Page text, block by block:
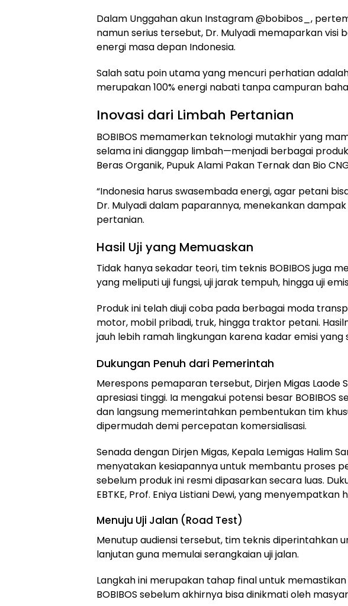
Dalam Unggahan akun Instagram @bobibos_,
namun serius tersebut, Dr. Mulyadi memaparkan visi
energi masa depan Indonesia.
Salah satu poin utama yang mencuri perhatian
merupakan 100% energi nabati tanpa campuran
Inovasi dari Limbah Pertanian
BOBIBOS memamerkan teknologi mutakhir yang
selama ini dianggap limbah—menjadi berbagai
Beras Organik, Pupuk Alami Pakan Ternak dan Bio
“Indonesia harus swasembada energi, agar petani
Dr. Mulyadi dalam paparannya, menekankan
pertanian.
Hasil Uji yang Memuaskan
Tidak hanya sekadar teori, tim teknis BOBIBOS juga
yang meliputi uji fungsi, uji jarak tempuh, hingga uji
Produk ini telah diuji coba pada berbagai moda
motor, mobil pribadi, truk, hingga traktor petani.
jauh lebih ramah lingkungan karena kadar emisi yang
Dukungan Penuh dari Pemerintah
Merespons pemaparan tersebut, Dirjen Migas Laode
apresiasi tinggi. Ia mengakui potensi besar BOBIBOS
dan langsung memerintahkan pembentukan tim
dipermudah demi percepatan komersialisasi.
Senada dengan Dirjen Migas, Kepala Lemigas Halim
menyatakan kesiapannya untuk membantu proses
sebelum produk ini resmi dipasarkan secara luas.
EBTKE, Prof. Eniya Listiani Dewi, yang menyempatkan
Menuju Uji Jalan (Road Test)
Menutup audiensi tersebut, tim teknis diperintahkan
lanjutan guna memulai serangkaian uji jalan.
Langkah ini merupakan tahap final untuk
BOBIBOS sebelum akhirnya bisa dinikmati oleh